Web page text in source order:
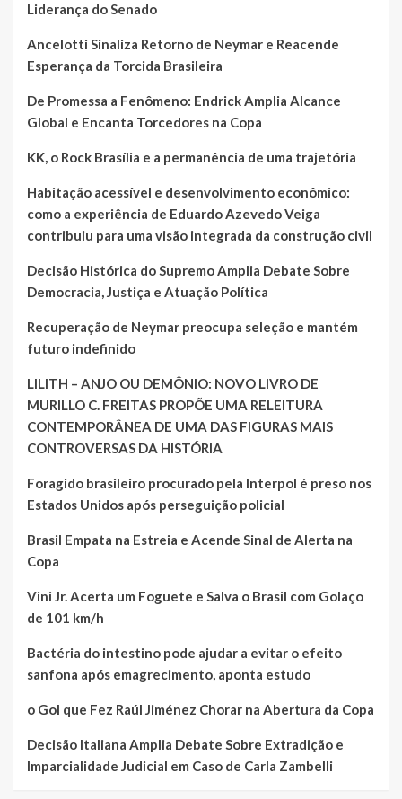
Liderança do Senado
Ancelotti Sinaliza Retorno de Neymar e Reacende
Esperança da Torcida Brasileira
De Promessa a Fenômeno: Endrick Amplia Alcance
Global e Encanta Torcedores na Copa
KK, o Rock Brasília e a permanência de uma trajetória
Habitação acessível e desenvolvimento econômico:
como a experiência de Eduardo Azevedo Veiga
contribuiu para uma visão integrada da construção civil
Decisão Histórica do Supremo Amplia Debate Sobre
Democracia, Justiça e Atuação Política
Recuperação de Neymar preocupa seleção e mantém
futuro indefinido
LILITH – ANJO OU DEMÔNIO: NOVO LIVRO DE
MURILLO C. FREITAS PROPÕE UMA RELEITURA
CONTEMPORÂNEA DE UMA DAS FIGURAS MAIS
CONTROVERSAS DA HISTÓRIA
Foragido brasileiro procurado pela Interpol é preso nos
Estados Unidos após perseguição policial
Brasil Empata na Estreia e Acende Sinal de Alerta na
Copa
Vini Jr. Acerta um Foguete e Salva o Brasil com Golaço
de 101 km/h
Bactéria do intestino pode ajudar a evitar o efeito
sanfona após emagrecimento, aponta estudo
o Gol que Fez Raúl Jiménez Chorar na Abertura da Copa
Decisão Italiana Amplia Debate Sobre Extradição e
Imparcialidade Judicial em Caso de Carla Zambelli